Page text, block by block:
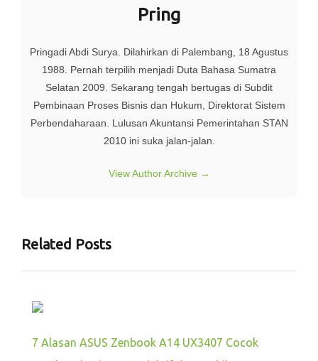
Pring
Pringadi Abdi Surya. Dilahirkan di Palembang, 18 Agustus
1988. Pernah terpilih menjadi Duta Bahasa Sumatra
Selatan 2009. Sekarang tengah bertugas di Subdit
Pembinaan Proses Bisnis dan Hukum, Direktorat Sistem
Perbendaharaan. Lulusan Akuntansi Pemerintahan STAN
2010 ini suka jalan-jalan.
View Author Archive →
Related Posts
7 Alasan ASUS Zenbook A14 UX3407 Cocok